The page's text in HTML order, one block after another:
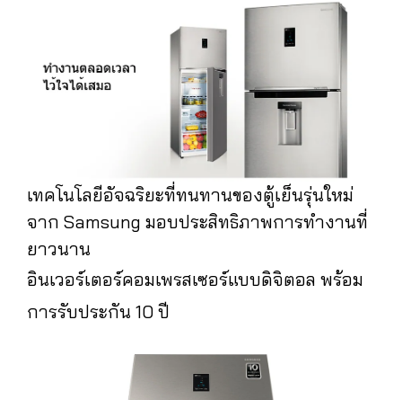
เทคโนโลยีอัจฉริยะที่ทนทานของตู้เย็นรุ่นใหม่
จาก Samsung มอบประสิทธิภาพการทำงานที่
ยาวนาน
อินเวอร์เตอร์คอมเพรสเซอร์แบบดิจิตอล พร้อม
การรับประกัน 10 ปี